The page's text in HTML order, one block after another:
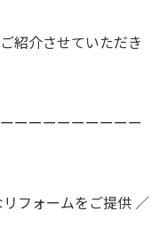
紹介させていただき
ーーーーーーーーー
フォームをご提供 ／